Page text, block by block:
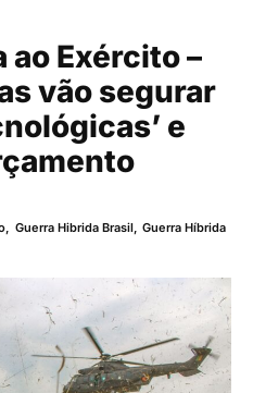
ao Exército –
vão segurar
e
, Guerra Hibrida Brasil, Guerra Híbrida